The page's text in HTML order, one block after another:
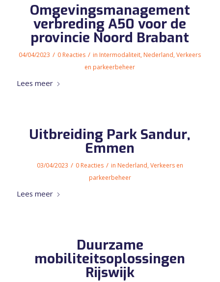
Omgevingsmanagement
verbreding A50 voor de
provincie Noord Brabant
04/04/2023 / 0 Reacties / in Intermodaliteit, Nederland,Verkeers
en parkeerbeheer
Lees meer
Uitbreiding Park Sandur,
Emmen
03/04/2023 / 0 Reacties / in Nederland,Verkeers en
parkeerbeheer
Lees meer
Duurzame
mobiliteitsoplossingen
Rijswijk